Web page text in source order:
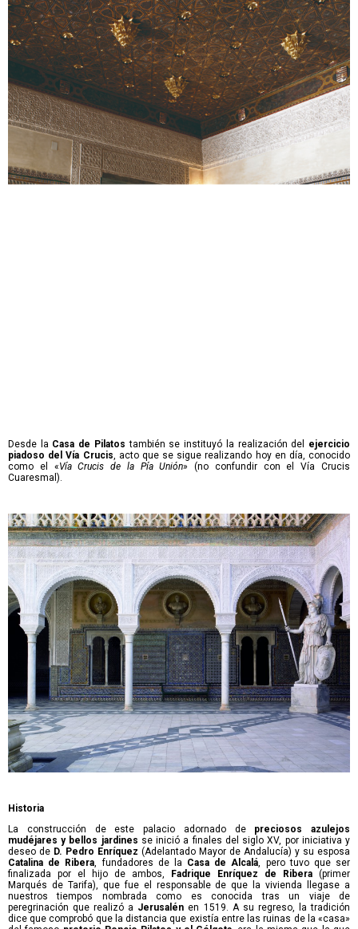
Desde la Casa de Pilatos también se instituyó la realización del ejercicio
piadoso del Vía Crucis, acto que se sigue realizando hoy en día, conocido
como el «Vía Crucis de la Pía Unión» (no confundir con el Vía Crucis
Cuaresmal).
Historia
La construcción de este palacio adornado de preciosos azulejos
mudéjares y bellos jardines se inició a finales del siglo XV, por iniciativa y
deseo de D. Pedro Enríquez (Adelantado Mayor de Andalucía) y su esposa
Catalina de Ribera, fundadores de la Casa de Alcalá, pero tuvo que ser
finalizada por el hijo de ambos,
Fadrique Enríquez de Ribera (primer
Marqués de Tarifa), que fue el responsable de que la vivienda llegase a
nuestros tiempos nombrada como es conocida tras un viaje de
peregrinación que realizó a Jerusalén en 1519. A su regreso, la tradición
dice que comprobó que la distancia que existía entre las ruinas de la «casa»